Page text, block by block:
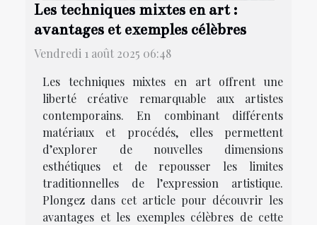
Les techniques mixtes en art :
avantages et exemples célèbres
Vendredi 1 août 2025 06:48
Les techniques mixtes en art offrent une
liberté créative remarquable aux artistes
contemporains. En combinant différents
matériaux et procédés, elles permettent
d’explorer de nouvelles dimensions
esthétiques et de repousser les limites
traditionnelles de l’expression artistique.
Plongez dans cet article pour découvrir les
avantages et les exemples célèbres de cette